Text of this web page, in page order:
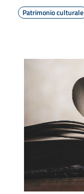
Patrimonio culturale